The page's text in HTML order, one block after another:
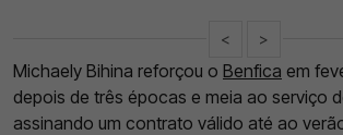
< >
Michaely Bihina reforçou o Benfica em
depois de três épocas e meia ao serviço
assinando um contrato válido até ao